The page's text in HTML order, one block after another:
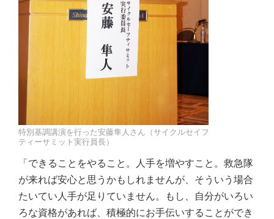
特別基調講演を行った安藤隼人さん（サイクルセイフ
ティーサミット実行員長）
「できることをやること。人手を増やすこと。救急隊
が来れば安心と思うかもしれませんが、そういう場合
たいてい人手が足りていません。もし、自分がいろい
ろな資格があれば、積極的にお手伝いすることができ